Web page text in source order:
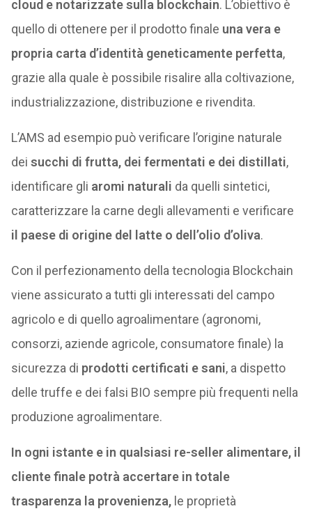
cloud e notarizzate sulla blockchain. L’obiettivo è
quello di ottenere per il prodotto finale una vera e
propria carta d’identità geneticamente perfetta,
grazie alla quale è possibile risalire alla coltivazione,
industrializzazione, distribuzione e rivendita.
L’AMS ad esempio può verificare l’origine naturale
dei succhi di frutta, dei fermentati e dei distillati,
identificare gli aromi naturali da quelli sintetici,
caratterizzare la carne degli allevamenti e verificare
il paese di origine del latte o dell’olio d’oliva.
Con il perfezionamento della tecnologia Blockchain
viene assicurato a tutti gli interessati del campo
agricolo e di quello agroalimentare (agronomi,
consorzi, aziende agricole, consumatore finale) la
sicurezza di prodotti certificati e sani, a dispetto
delle truffe e dei falsi BIO sempre più frequenti nella
produzione agroalimentare.
In ogni istante e in qualsiasi re-seller alimentare, il
cliente finale potrà accertare in totale
trasparenza la provenienza,le proprietà